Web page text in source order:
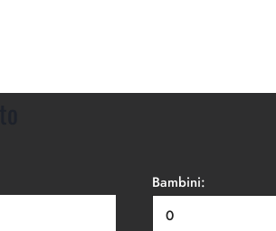
Bambini: